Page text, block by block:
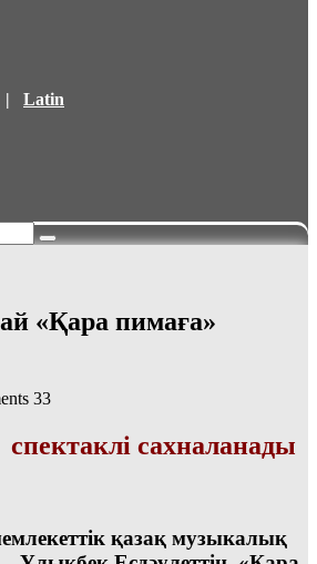
| Latin
«Қара пимаға»
33
сахналанады
қазақ музыкалық